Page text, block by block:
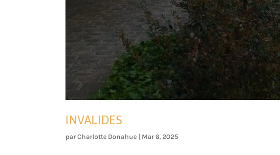
INVALIDES
parCharlotte Donahue | Mar 6, 2025